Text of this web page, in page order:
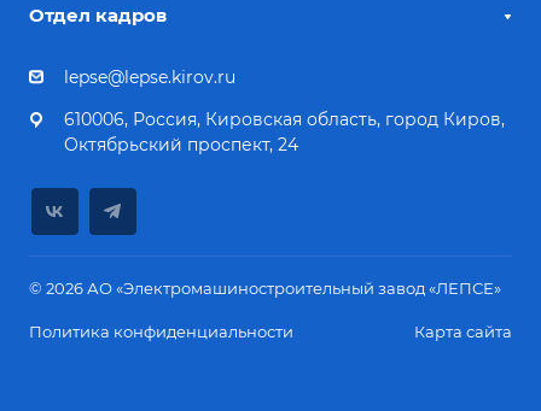
Отдел кадров
lepse@lepse.kirov.ru
610006, Россия, Кировская область, город Киров,
Октябрьский проспект, 24
© 2026 АО «Электромашиностроительный завод «ЛЕПСЕ»
Политика конфиденциальности Карта сайта